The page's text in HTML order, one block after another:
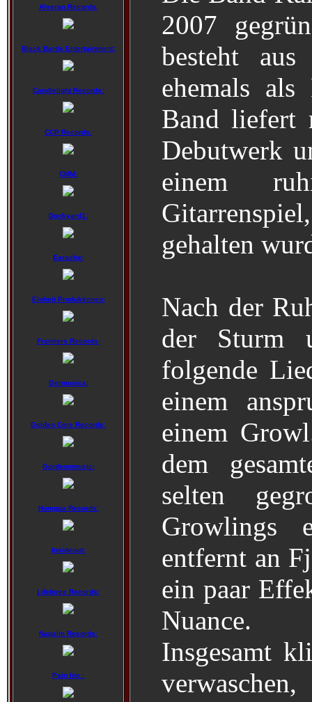
Alveran Records:
Black Bards Entertainment:
Candlelight Records:
CCP Records:
CMM:
Dockyard1:
Earache:
Einheit Produktionen:
Frontiers Records:
Germusica:
Golden Core Records:
Gordeonmusic:
Humppa Records:
Insideout:
Lifeforce Records:
Napalm Records:
Pain Inc.:
2007
besteht
ehemals als
Band liefert
Debutwerk
einem
gehalten
Nach der
der Sturm
folgende
einem
einem
dem
selten
Growlings
entfernt an
ein paar
Nuance.
Insgesamt